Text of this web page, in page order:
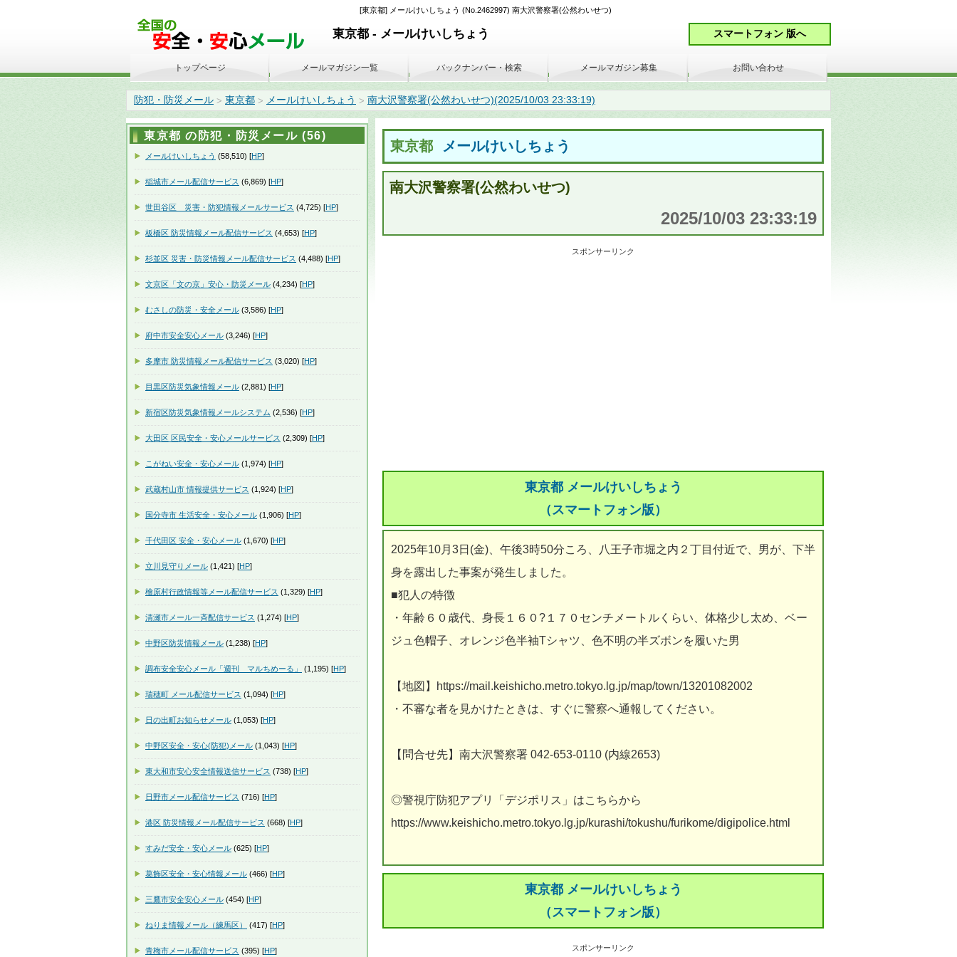
[東京都] メールけいしちょう (No.2462997) 南大沢警察署(公然わいせつ)
東京都 - メールけいしちょう
防犯・防災メール > 東京都 > メールけいしちょう > 南大沢警察署(公然わいせつ)(2025/10/03 23:33:19)
東京都 メールけいしちょう
南大沢警察署(公然わいせつ)
2025/10/03 23:33:19
スポンサーリンク
東京都 メールけいしちょう
（スマートフォン版）
2025年10月3日(金)、午後3時50分ころ、八王子市堀之内２丁目付近で、男が、下半
身を露出した事案が発生しました。
■犯人の特徴
・年齢６０歳代、身長１６０?１７０センチメートルくらい、体格少し太め、ベー
ジュ色帽子、オレンジ色半袖Tシャツ、色不明の半ズボンを履いた男
【地図】https://mail.keishicho.metro.tokyo.lg.jp/map/town/13201082002
・不審な者を見かけたときは、すぐに警察へ通報してください。
【問合せ先】南大沢警察署 042-653-0110 (内線2653)
◎警視庁防犯アプリ「デジポリス」はこちらから
https://www.keishicho.metro.tokyo.lg.jp/kurashi/tokushu/furikome/digipolice.html
東京都 メールけいしちょう
（スマートフォン版）
スポンサーリンク
トップページ メールマガジン一覧 バックナンバー・検索 メールマガジン募集 お問い合わせ
東京都 の防犯・防災メール (56)
メールけいしちょう (58,510) [HP]
稲城市メール配信サービス (6,869) [HP]
世田谷区 災害・防犯情報メールサービス (4,725) [HP]
板橋区 防災情報メール配信サービス (4,653) [HP]
杉並区 災害・防災情報メール配信サービス (4,488) [HP]
文京区「文の京」安心・防災メール (4,234) [HP]
むさしの防災・安全メール (3,586) [HP]
府中市安全安心メール (3,246) [HP]
多摩市 防災情報メール配信サービス (3,020) [HP]
目黒区防災気象情報メール (2,881) [HP]
新宿区防災気象情報メールシステム (2,536) [HP]
大田区 区民安全・安心メールサービス (2,309) [HP]
こがねい安全・安心メール (1,974) [HP]
武蔵村山市 情報提供サービス (1,924) [HP]
国分寺市 生活安全・安心メール (1,906) [HP]
千代田区 安全・安心メール (1,670) [HP]
立川見守りメール (1,421) [HP]
檜原村行政情報等メール配信サービス (1,329) [HP]
清瀬市メール一斉配信サービス (1,274) [HP]
中野区防災情報メール (1,238) [HP]
調布安全安心メール「週刊 マルちめーる」 (1,195) [HP]
瑞穂町 メール配信サービス (1,094) [HP]
日の出町お知らせメール (1,053) [HP]
中野区安全・安心(防犯)メール (1,043) [HP]
東大和市安心安全情報送信サービス (738) [HP]
日野市メール配信サービス (716) [HP]
港区 防災情報メール配信サービス (668) [HP]
すみだ安全・安心メール (625) [HP]
葛飾区安全・安心情報メール (466) [HP]
三鷹市安全安心メール (454) [HP]
ねりま情報メール（練馬区） (417) [HP]
青梅市メール配信サービス (395) [HP]